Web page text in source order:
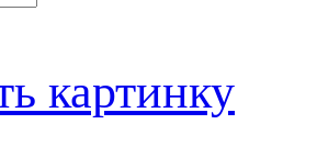
картинку